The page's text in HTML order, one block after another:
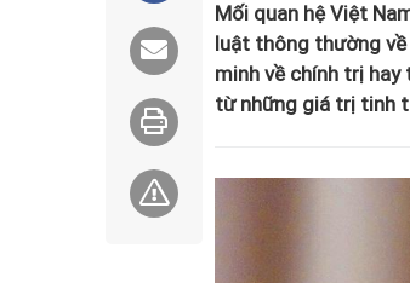
Mối quan hệ Việt
luật thông thường về
minh về chính trị
từ những giá trị tinh